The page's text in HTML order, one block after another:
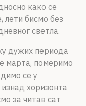
како се
бисмо без
светла.
дужих периода
марта, померимо
се у
хоризонта
за читав сат